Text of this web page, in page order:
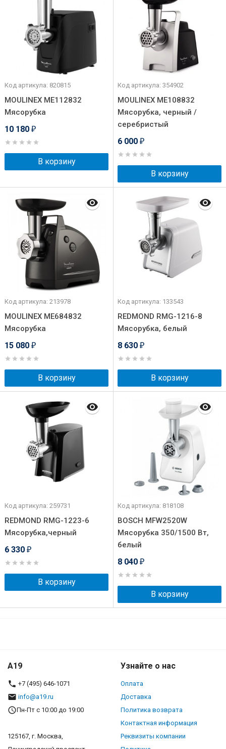
Код артикула: 820815
MOULINEX ME112832
Мясорубка
10 180 ₽
В корзину
Код артикула: 354902
MOULINEX ME108832
Мясорубка, черный /
серебристый
6 000 ₽
В корзину
Код артикула: 213978
MOULINEX ME684832
Мясорубка
15 080 ₽
В корзину
Код артикула: 133543
REDMOND RMG-1216-8
Мясорубка, белый
8 630 ₽
В корзину
Код артикула: 259731
REDMOND RMG-1223-6
Мясорубка,черный
6 330 ₽
В корзину
Код артикула: 818108
BOSCH MFW2520W
Мясорубка 350/1500 Вт,
белый
8 040 ₽
В корзину
A19
+7 (495) 646-1071
info@a19.ru
Пн-Пт с 10:00 до 19:00
125167, г. Москва,
Узнайте о нас
Оплата
Доставка
Политика возврата
Контактная информация
Реквизиты компании